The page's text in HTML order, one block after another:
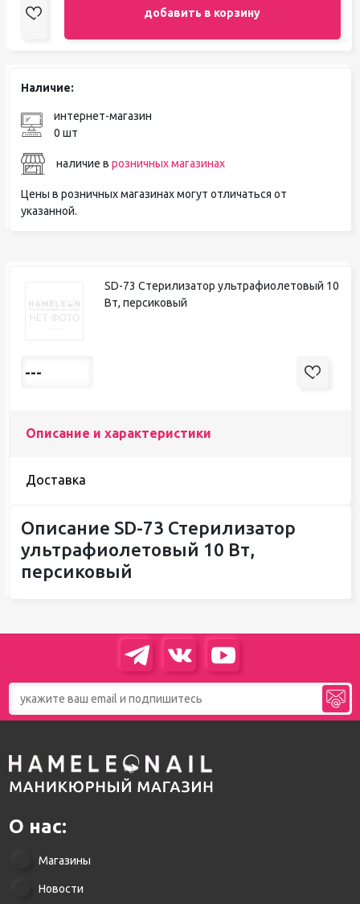
добавить в корзину
Наличие:
интернет-магазин
0 шт
наличие в розничных магазинах
Цены в розничных магазинах могут отличаться от
указанной.
SD-73 Стерилизатор ультрафиолетовый 10
Вт, персиковый
---
Описание и характеристики
Доставка
Описание SD-73 Стерилизатор
ультрафиолетовый 10 Вт,
персиковый
О нас:
Магазины
Новости